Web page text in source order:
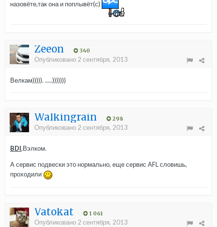
назовёте,так она и поплывёт(с)
Zeeon 340
Опубликовано 2 сентября, 2013
Велкам))))). .....)))))))
Walkingrain 298
Опубликовано 2 сентября, 2013
BDI,Вэлком.
А сервис подвески это нормально, еще сервис AFL словишь,
проходили
Vatokat 1 061
Опубликовано 2 сентября, 2013